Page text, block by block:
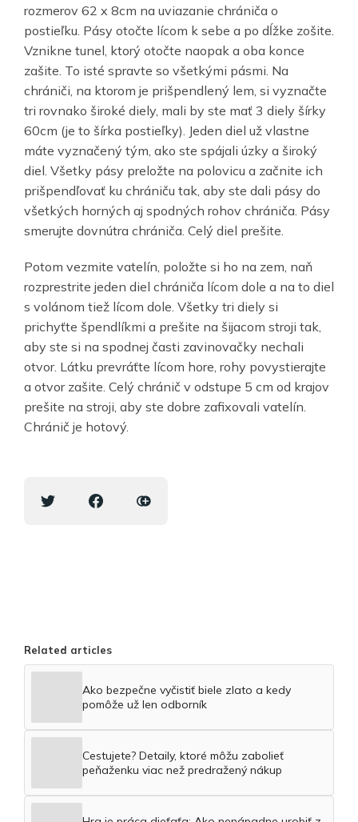
rozmerov 62 x 8cm na uviazanie chrániča o
postieľku. Pásy otočte lícom k sebe a po dĺžke zošite.
Vznikne tunel, ktorý otočte naopak a oba konce
zašite. To isté spravte so všetkými pásmi. Na
chrániči, na ktorom je prišpendlený lem, si vyznačte
tri rovnako široké diely, mali by ste mať 3 diely šírky
60cm (je to šírka postieľky). Jeden diel už vlastne
máte vyznačený tým, ako ste spájali úzky a široký
diel. Všetky pásy preložte na polovicu a začnite ich
prišpendľovať ku chrániču tak, aby ste dali pásy do
všetkých horných aj spodných rohov chrániča. Pásy
smerujte dovnútra chrániča. Celý diel prešite.
Potom vezmite vatelín, položte si ho na zem, naň
rozprestrite jeden diel chrániča lícom dole a na to diel
s volánom tiež lícom dole. Všetky tri diely si
prichyťte špendlíkmi a prešite na šijacom stroji tak,
aby ste si na spodnej časti zavinovačky nechali
otvor. Látku prevráťte lícom hore, rohy povystierajte
a otvor zašite. Celý chránič v odstupe 5 cm od krajov
prešite na stroji, aby ste dobre zafixovali vatelín.
Chránič je hotový.
Related articles
Ako bezpečne vyčistiť biele zlato a kedy
pomôže už len odborník
Cestujete? Detaily, ktoré môžu zabolieť
peňaženku viac než predražený nákup